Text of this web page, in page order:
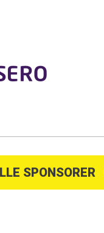
SPONSORER